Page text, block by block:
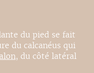
du pied se fait
du calcanéus qui
, du côté latéral